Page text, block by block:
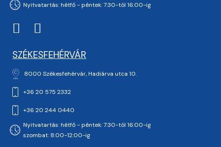
Nyitvatartás: hétfő - péntek: 7:30-tól 16:00-ig
SZÉKESFEHÉRVÁR
8000 Székesfehérvár, Hadiárva utca 10.
+36 20 575 2332
+36 20 244 0440
Nyitvatartás: hétfő - péntek: 7:30-tól 16:00-ig
szombat: 8:00-12:00-ig